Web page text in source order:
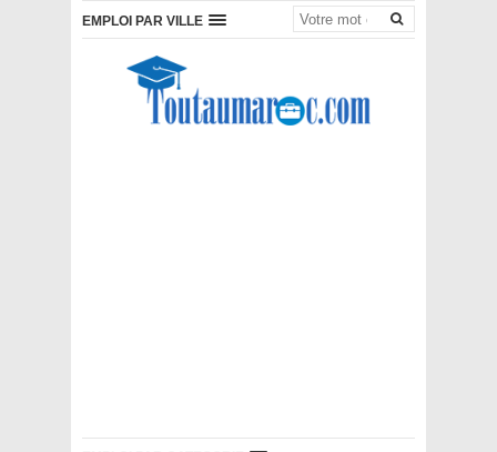
EMPLOI PAR VILLE